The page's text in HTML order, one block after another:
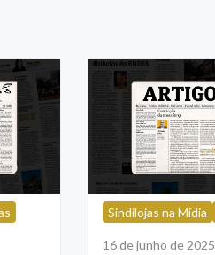
Sindilojas na Mídia
16 de junho de 2025